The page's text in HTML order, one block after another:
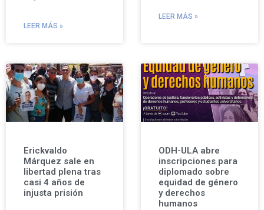
LEER MÁS »
LEER MÁS »
Erickvaldo
Márquez sale en
libertad plena tras
casi 4 años de
injusta prisión
ODH-ULA abre
inscripciones para
diplomado sobre
equidad de género
y derechos
humanos